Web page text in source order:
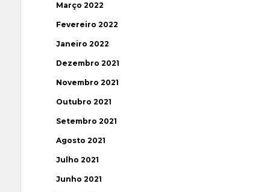
Março 2022
Fevereiro 2022
Janeiro 2022
Dezembro 2021
Novembro 2021
Outubro 2021
Setembro 2021
Agosto 2021
Julho 2021
Junho 2021